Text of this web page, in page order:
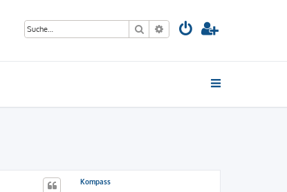
Suche Erweiterte Suche
Kompass